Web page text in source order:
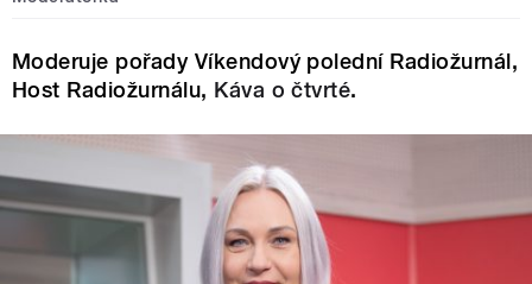
Moderuje pořady Víkendový polední Radiožurnál,
Host Radiožurnálu, Káva o čtvrté.